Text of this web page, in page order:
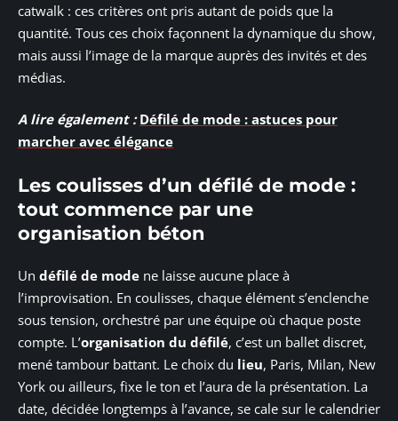
catwalk : ces critères ont pris autant de poids que la
quantité. Tous ces choix façonnent la dynamique du show,
mais aussi l’image de la marque auprès des invités et des
médias.
A lire également : Défilé de mode : astuces pour
marcher avec élégance
Les coulisses d’un défilé de mode :
tout commence par une
organisation béton
Un défilé de mode ne laisse aucune place à
l’improvisation. En coulisses, chaque élément s’enclenche
sous tension, orchestré par une équipe où chaque poste
compte. L’organisation du défilé, c’est un ballet discret,
mené tambour battant. Le choix du lieu, Paris, Milan, New
York ou ailleurs, fixe le ton et l’aura de la présentation. La
date, décidée longtemps à l’avance, se cale sur le calendrier